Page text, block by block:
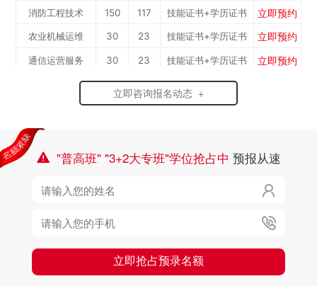
消防工程技术 150 117 技能证书+学历证书 立即预约
农业机械运维 30 23 技能证书+学历证书 立即预约
通信运营服务 30 23 技能证书+学历证书 立即预约
计算机应用与维修 50 39 技能证书+学历证书
150 117 技能证书+学历证书
轨道交通车辆运检
铁路客运服务 117 技能证书+学历证书 立即预约
公路施工与养护 30 立即预约
立即咨询报名动态 +
 "普高班" "3+2大专班"学位抢占中 预报从速


立即抢占预录名额